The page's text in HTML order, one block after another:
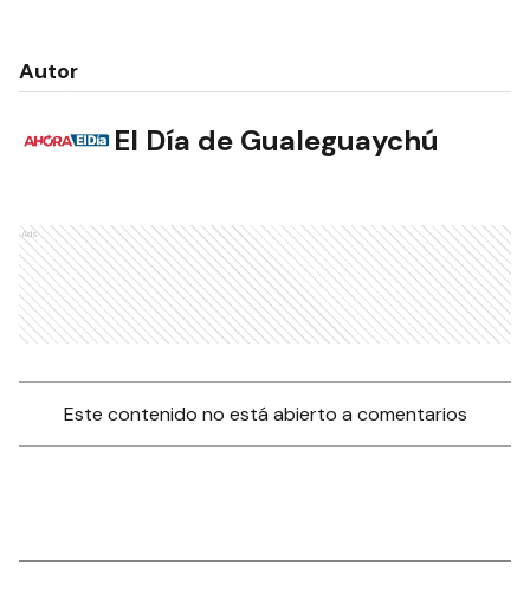
Autor
El Día de Gualeguaychú
Ads
Este contenido no está abierto a comentarios